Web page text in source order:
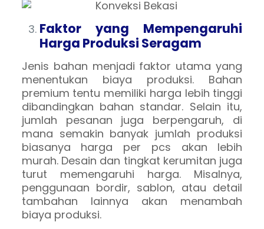
Faktor yang Mempengaruhi
Harga Produksi Seragam
Jenis bahan menjadi faktor utama yang
menentukan biaya produksi. Bahan
premium tentu memiliki harga lebih tinggi
dibandingkan bahan standar. Selain itu,
jumlah pesanan juga berpengaruh, di
mana semakin banyak jumlah produksi
biasanya harga per pcs akan lebih
murah. Desain dan tingkat kerumitan juga
turut memengaruhi harga. Misalnya,
penggunaan bordir, sablon, atau detail
tambahan lainnya akan menambah
biaya produksi.